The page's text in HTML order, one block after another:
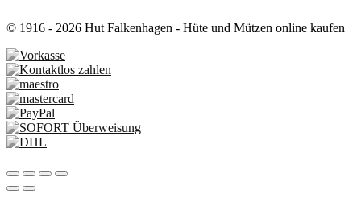
© 1916 - 2026 Hut Falkenhagen - Hüte und Mützen online kaufen